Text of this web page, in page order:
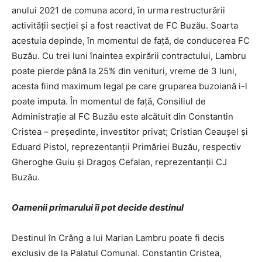
anului 2021 de comuna acord, în urma restructurării
activităţii secţiei şi a fost reactivat de FC Buzău. Soarta
acestuia depinde, în momentul de faţă, de conducerea FC
Buzău. Cu trei luni înaintea expirării contractului, Lambru
poate pierde până la 25% din venituri, vreme de 3 luni,
acesta fiind maximum legal pe care gruparea buzoiană i-l
poate imputa. În momentul de faţă, Consiliul de
Administraţie al FC Buzău este alcătuit din Constantin
Cristea – preşedinte, investitor privat; Cristian Ceauşel şi
Eduard Pistol, reprezentanţii Primăriei Buzău, respectiv
Gheroghe Guiu şi Dragoş Cefalan, reprezentanţii CJ
Buzău.
Oamenii primarului îi pot decide destinul
Destinul în Crâng a lui Marian Lambru poate fi decis
exclusiv de la Palatul Comunal. Constantin Cristea,